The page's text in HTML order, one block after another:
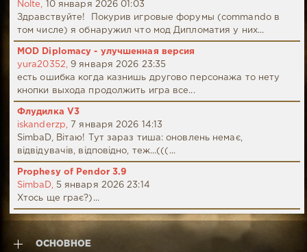
Nolte,
10 января 2026 01:03
Здравствуйте! Покурив игровые форумы (commando в
том числе) я обнаружил что мод Дипломатия у них...
MOD Diplomacy - улучшенная версия
yura20352, 9 января 2026 23:35
есть ошибка когда казнишь другово персонажа то нету
кнопки выхода продолжить игра все...
Флудилка V3
iskanderzp, 7 января 2026 14:13
SimbaD, Вітаю! Тут зараз тиша: оновлень немає,
відвідувачів, відповідно, теж...(((...
Prophesy of Pendor 3.9
SimbaD, 5 января 2026 23:14
Хтось ще грає?)...
ОСНОВНОЕ